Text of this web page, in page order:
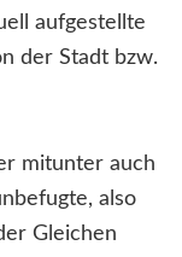
aufgestellte
der Stadt bzw.
mitunter auch
also
Gleichen